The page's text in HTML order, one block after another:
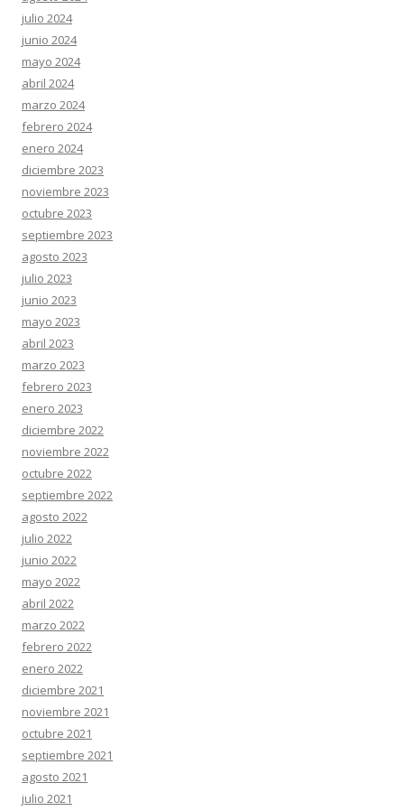
julio 2024
junio 2024
mayo 2024
abril 2024
marzo 2024
febrero 2024
enero 2024
diciembre 2023
noviembre 2023
octubre 2023
septiembre 2023
agosto 2023
julio 2023
junio 2023
mayo 2023
abril 2023
marzo 2023
febrero 2023
enero 2023
diciembre 2022
noviembre 2022
octubre 2022
septiembre 2022
agosto 2022
julio 2022
junio 2022
mayo 2022
abril 2022
marzo 2022
febrero 2022
enero 2022
diciembre 2021
noviembre 2021
octubre 2021
septiembre 2021
agosto 2021
julio 2021